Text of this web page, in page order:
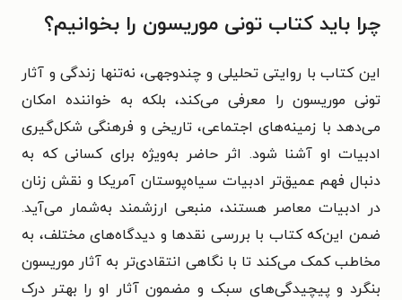
چرا باید کتاب تونی موریسون را بخوانیم؟
این کتاب با روایتی تحلیلی و چندوجهی، نه‌تنها زندگی و آثار
تونی موریسون را معرفی می‌کند، بلکه به خواننده امکان
می‌دهد با زمینه‌های اجتماعی، تاریخی و فرهنگی شکل‌گیری
ادبیات او آشنا شود. اثر حاضر به‌ویژه برای کسانی که به
دنبال فهم عمیق‌تر ادبیات سیاه‌پوستان آمریکا و نقش زنان
در ادبیات معاصر هستند، منبعی ارزشمند به‌شمار می‌آید.
ضمن این‌که کتاب با بررسی نقدها و دیدگاه‌های مختلف، به
مخاطب کمک می‌کند تا با نگاهی انتقادی‌تر به آثار موریسون
بنگرد و پیچیدگی‌های سبک و مضمون آثار او را بهتر درک